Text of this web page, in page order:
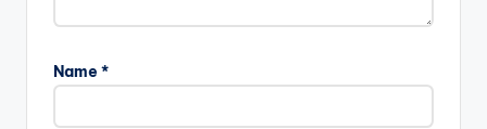
Name *